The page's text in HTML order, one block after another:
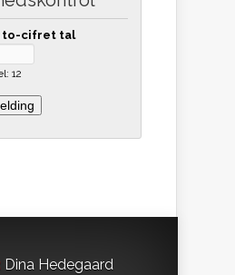
to-cifret tal
12
Dina Hedegaard